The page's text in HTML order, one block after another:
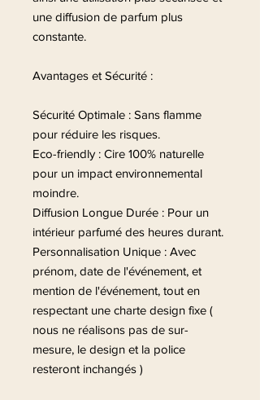
une diffusion de parfum plus
constante.
Avantages et Sécurité :
Sécurité Optimale : Sans flamme
pour réduire les risques.
Eco-friendly : Cire 100% naturelle
pour un impact environnemental
moindre.
Diffusion Longue Durée : Pour un
intérieur parfumé des heures durant.
Personnalisation Unique : Avec
prénom, date de l'événement, et
mention de l'événement, tout en
respectant une charte design fixe (
nous ne réalisons pas de sur-
mesure, le design et la police
resteront inchangés )